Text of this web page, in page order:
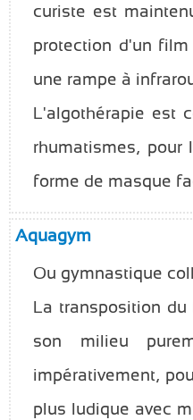
curiste est
protection d'un
une rampe à
L'algothérapie est
rhumatismes,
forme de masque
Aquagym
Ou gymnastique
La transposition
son milieu
impérativement,
plus ludique avec